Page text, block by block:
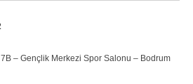
– Gençlik Merkezi Spor Salonu – Bodrum